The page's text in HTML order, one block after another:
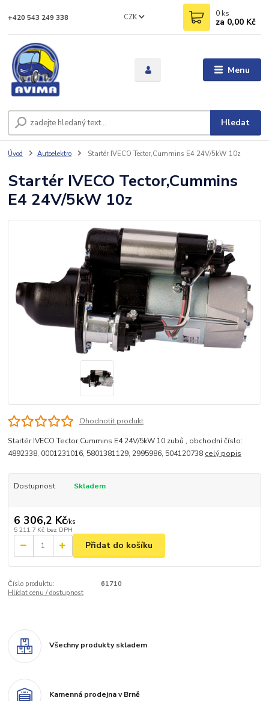
Menu
CZK
Hledat
+420 543 249 338 0 ks
za 0,00 Kč
Úvod Autoelektro Startér IVECO Tector,Cummins E4 24V/5kW 10z
Startér IVECO Tector,Cummins
E4 24V/5kW 10z
Ohodnotit produkt
Startér IVECO Tector,Cummins E4 24V/5kW 10 zubů , obchodní číslo:
4892338, 0001231016, 5801381129, 2995986, 504120738 celý popis
Dostupnost Skladem
6 306,2 Kč/ks
5 211,7 Kč bez DPH
Přidat do košíku
Číslo produktu:
61710
Hlídat cenu / dostupnost
Všechny produkty skladem
Kamenná prodejna v Brně